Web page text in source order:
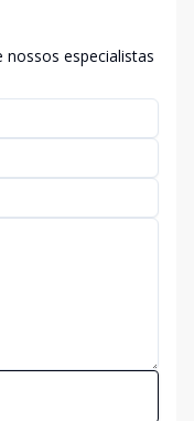
nossos especialistas